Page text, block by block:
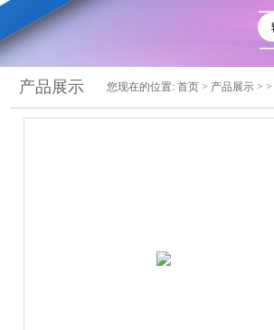
产品展示 您现在的位置: 首页 > 产品展示 > >